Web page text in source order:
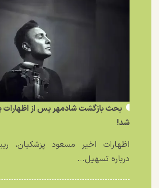
بحث بازگشت شادمهر پس از اظهارات
شد!
اظهارات اخیر مسعود پزشکیان،
درباره تسهیل...